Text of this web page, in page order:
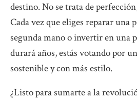
destino. No se trata de
Cada vez que eliges reparar una
segunda mano o invertir en una
durará años, estás votando por
sostenible y con más estilo.
¿Listo para sumarte a la